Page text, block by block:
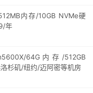
内存/10GB NVMe硬
年
64G内存/512GB
杉矶/纽约/迈阿密等机房